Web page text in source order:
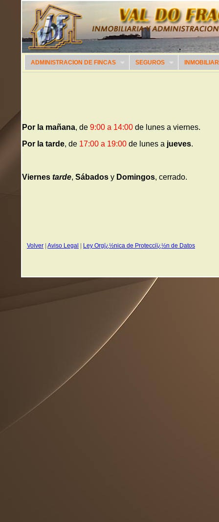
ADMINISTRACION DE FINCAS SEGUROS
Por la mañana, de 9:00 a 14:00 de lunes a viernes.
Por la tarde, de 17:00 a 19:00 de lunes a jueves.
Viernes tarde, Sábados y Domingos, cerrado.
Volver Aviso Legal Ley Orgï¿½nica de Protecciï¿½n de Datos